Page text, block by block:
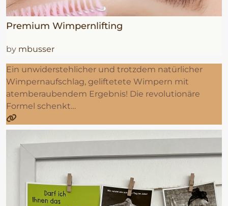
Premium Wimpernlifting
by mbusser
Ein unwiderstehlicher und trotzdem natürlicher
Wimpernaufschlag, geliftetete Wimpern mit
atemberaubendem Ergebnis! Die revolutionäre
Formel schenkt…